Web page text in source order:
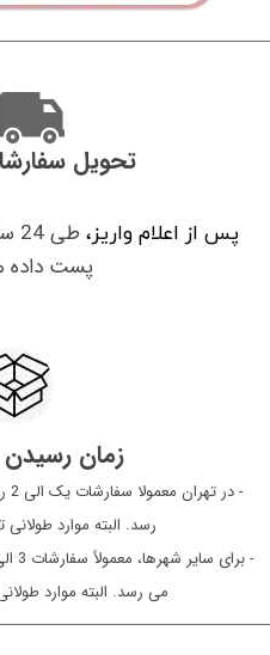
تحویل
پس از اعلام واریز،
پست داده
زمان
-
رسد. البته موارد
می رسد. البته موارد